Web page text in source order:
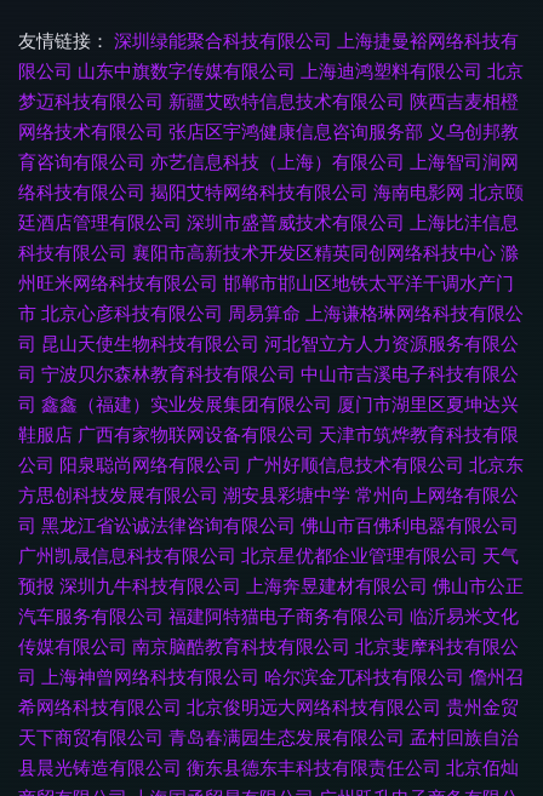
友情链接： 深圳绿能聚合科技有限公司 上海捷曼裕网络科技有
限公司 山东中旗数字传媒有限公司 上海迪鸿塑料有限公司 北京
梦迈科技有限公司 新疆艾欧特信息技术有限公司 陕西吉麦相橙
网络技术有限公司 张店区宇鸿健康信息咨询服务部 义乌创邦教
育咨询有限公司 亦艺信息科技（上海）有限公司 上海智司涧网
络科技有限公司 揭阳艾特网络科技有限公司 海南电影网 北京颐
廷酒店管理有限公司 深圳市盛普威技术有限公司 上海比沣信息
科技有限公司 襄阳市高新技术开发区精英同创网络科技中心 滁
州旺米网络科技有限公司 邯郸市邯山区地铁太平洋干调水产门
市 北京心彦科技有限公司 周易算命 上海谦格琳网络科技有限公
司 昆山天使生物科技有限公司 河北智立方人力资源服务有限公
司 宁波贝尔森林教育科技有限公司 中山市吉溪电子科技有限公
司 鑫鑫（福建）实业发展集团有限公司 厦门市湖里区夏坤达兴
鞋服店 广西有家物联网设备有限公司 天津市筑烨教育科技有限
公司 阳泉聪尚网络有限公司 广州好顺信息技术有限公司 北京东
方思创科技发展有限公司 潮安县彩塘中学 常州向上网络有限公
司 黑龙江省讼诚法律咨询有限公司 佛山市百佛利电器有限公司
广州凯晟信息科技有限公司 北京星优都企业管理有限公司 天气
预报 深圳九牛科技有限公司 上海奔昱建材有限公司 佛山市公正
汽车服务有限公司 福建阿特猫电子商务有限公司 临沂易米文化
传媒有限公司 南京脑酷教育科技有限公司 北京斐摩科技有限公
司 上海神曾网络科技有限公司 哈尔滨金兀科技有限公司 儋州召
希网络科技有限公司 北京俊明远大网络科技有限公司 贵州金贸
天下商贸有限公司 青岛春满园生态发展有限公司 孟村回族自治
县晨光铸造有限公司 衡东县德东丰科技有限责任公司 北京佰灿